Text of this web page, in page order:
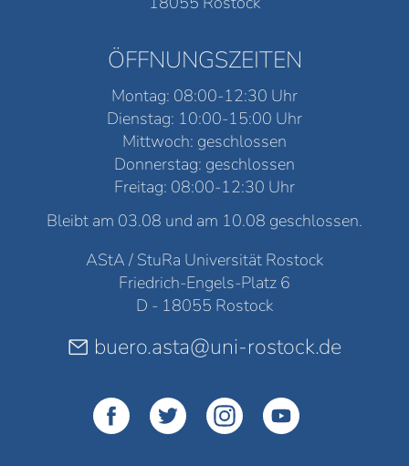
ÖFFNUNGSZEITEN
Montag: 08:00-12:30 Uhr
Dienstag: 10:00-15:00 Uhr
Mittwoch: geschlossen
Donnerstag: geschlossen
Freitag: 08:00-12:30 Uhr
Bleibt am 03.08 und am 10.08 geschlossen.
AStA / StuRa Universität Rostock
Friedrich-Engels-Platz 6
D - 18055 Rostock
buero.asta@uni-rostock.de